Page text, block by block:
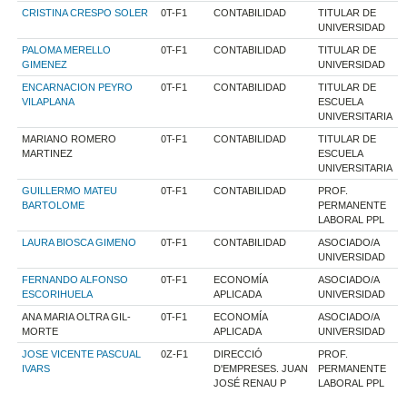
CRISTINA CRESPO SOLER 0T-F1 CONTABILIDAD
TITULAR DE
UNIVERSIDAD
PALOMA MERELLO
GIMENEZ
0T-F1 CONTABILIDAD
TITULAR DE
UNIVERSIDAD
ENCARNACION PEYRO
VILAPLANA
0T-F1 CONTABILIDAD
TITULAR DE
ESCUELA
UNIVERSITARIA
MARIANO ROMERO
MARTINEZ
0T-F1 CONTABILIDAD
TITULAR DE
ESCUELA
UNIVERSITARIA
GUILLERMO MATEU
BARTOLOME
0T-F1 CONTABILIDAD
PROF.
PERMANENTE
LABORAL PPL
LAURA BIOSCA GIMENO 0T-F1 CONTABILIDAD
ASOCIADO/A
UNIVERSIDAD
FERNANDO ALFONSO
ESCORIHUELA
0T-F1
ECONOMÍA
APLICADA
ASOCIADO/A
UNIVERSIDAD
ANA MARIA OLTRA GIL-
MORTE
0T-F1
ECONOMÍA
APLICADA
ASOCIADO/A
UNIVERSIDAD
JOSE VICENTE PASCUAL
IVARS
0Z-F1
DIRECCIÓ
D'EMPRESES. JUAN
JOSÉ RENAU P
PROF.
PERMANENTE
LABORAL PPL